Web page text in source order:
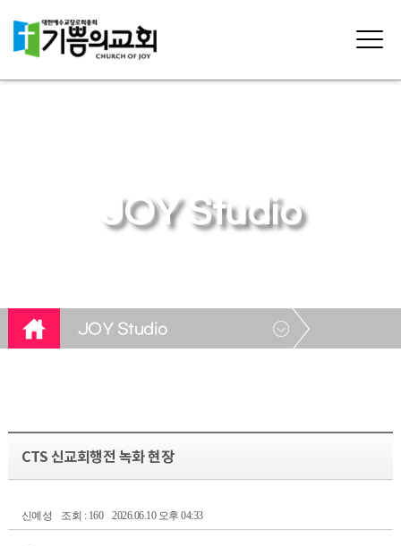
JOY Studio
JOY Studio
CTS 신교회행전 녹화 현장
신예성 조회 : 160 2026.06.10 오후 04:33